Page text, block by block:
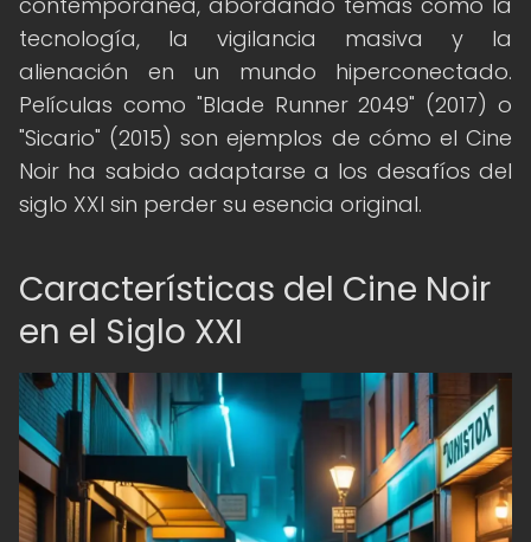
tecnología, la vigilancia masiva y la
alienación en un mundo hiperconectado.
Películas como "Blade Runner 2049" (2017) o
"Sicario" (2015) son ejemplos de cómo el Cine
Noir ha sabido adaptarse a los desafíos del
siglo XXI sin perder su esencia original.
Características del Cine Noir
en el Siglo XXI